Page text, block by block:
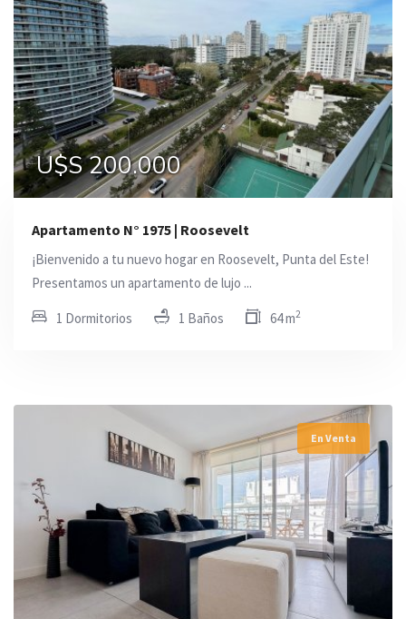
U$S 200.000
Apartamento N° 1975 | Roosevelt
¡Bienvenido a tu nuevo hogar en Roosevelt, Punta del Este!
Presentamos un apartamento de lujo ...
1 Dormitorios 1 Baños 64 m2
En Venta